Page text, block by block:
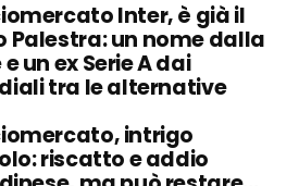
Inter, è già il
Palestra: un nome dalla
un ex Serie A dai
tra le alternative
intrigo
riscatto e addio